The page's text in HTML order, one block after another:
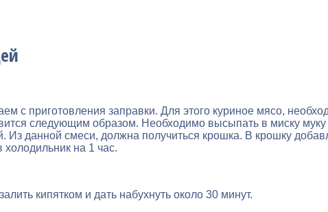
с приготовления заправки. Для этого куриное мясо,
следующим образом. Необходимо высыпать в миску
Из данной смеси, должна получиться крошка. В крошку
на 1 час.
кипятком и дать набухнуть около 30 минут.